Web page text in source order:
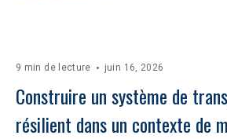
9 min de lecture juin 16, 2026
Construire un système de
résilient dans un contexte de